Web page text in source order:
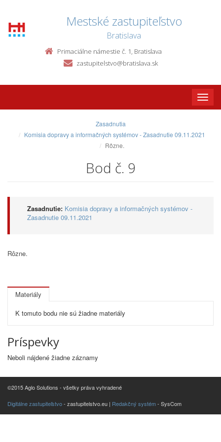
Mestské zastupiteľstvo
Bratislava
Primaciálne námestie č. 1, Bratislava
zastupitelstvo@bratislava.sk
Toggle
Zasadnutia
Komisia dopravy a informačných systémov - Zasadnutie 09.11.2021
Rôzne.
Bod č. 9
Zasadnutie: Komisia dopravy a informačných systémov -
Zasadnutie 09.11.2021
Rôzne.
Materiály
K tomuto bodu nie sú žiadne materiály
Príspevky
Neboli nájdené žiadne záznamy
©2015 Aglo Solutions - všetky práva vyhradené
Digitálne zastupiteľstvo- zastupitelstvo.eu | Redakčný systém- SysCom